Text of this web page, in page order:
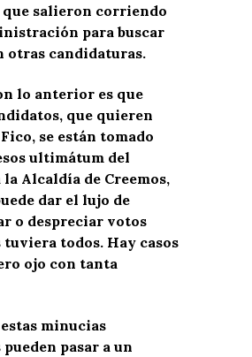
salieron corriendo
para buscar
otras candidaturas.
lo anterior es que
que quieren
se están tomado
ultimátum del
Alcaldía de Creemos,
dar el lujo de
o despreciar votos
tuviera todos. Hay casos
ojo con tanta
minucias
pasar a un